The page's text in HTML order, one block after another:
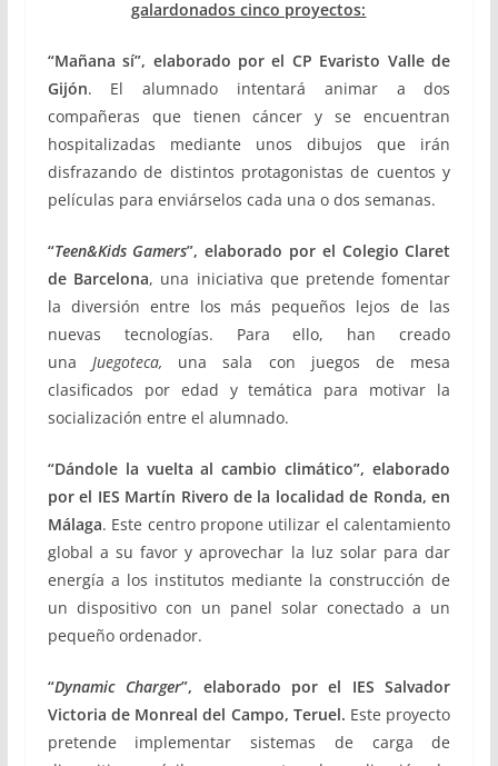
galardonados cinco proyectos:
“Mañana sí”, elaborado por el CP Evaristo Valle de
Gijón. El alumnado intentará animar a dos
compañeras que tienen cáncer y se encuentran
hospitalizadas mediante unos dibujos que irán
disfrazando de distintos protagonistas de cuentos y
películas para enviárselos cada una o dos semanas.
“Teen&Kids Gamers”, elaborado por el Colegio Claret
de Barcelona, una iniciativa que pretende fomentar
la diversión entre los más pequeños lejos de las
nuevas tecnologías. Para ello, han creado
una Juegoteca, una sala con juegos de mesa
clasificados por edad y temática para motivar la
socialización entre el alumnado.
“Dándole la vuelta al cambio climático”, elaborado
por el IES Martín Rivero de la localidad de Ronda, en
Málaga. Este centro propone utilizar el calentamiento
global a su favor y aprovechar la luz solar para dar
energía a los institutos mediante la construcción de
un dispositivo con un panel solar conectado a un
pequeño ordenador.
“Dynamic Charger”, elaborado por el IES Salvador
Victoria de Monreal del Campo, Teruel. Este proyecto
pretende implementar sistemas de carga de